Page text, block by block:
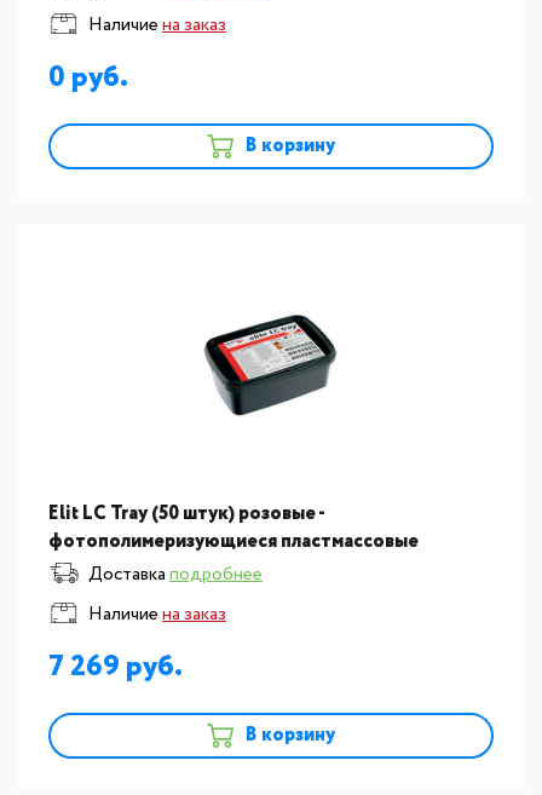
Наличиена заказ
0
В корзину
Elit LC Tray (50 штук) розовые -
фотополимеризующиеся пластмассовые
пластины D500021
Доставкаподробнее
Наличиена заказ
7 269
В корзину